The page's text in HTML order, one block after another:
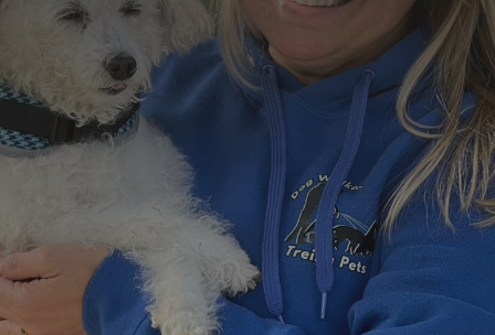
Formulário de Contato